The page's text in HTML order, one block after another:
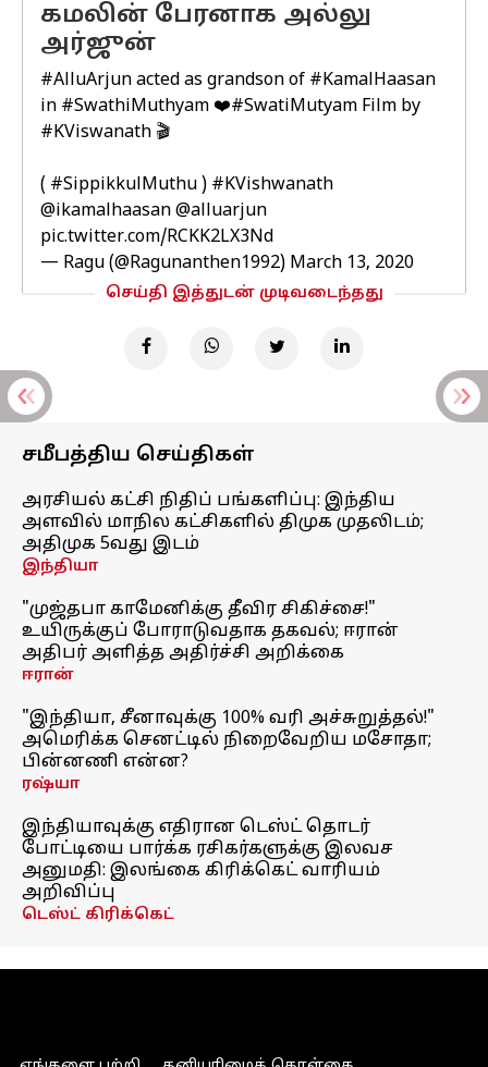
கமலின் பேரனாக அல்லு
அர்ஜுன்
#AlluArjun acted as grandson of #KamalHaasan
in #SwathiMuthyam ❤️#SwatiMutyam Film by
#KViswanath 🎬
( #SippikkulMuthu ) #KVishwanath
@ikamalhaasan @alluarjun
pic.twitter.com/RCKK2LX3Nd
— Ragu (@Ragunanthen1992) March 13, 2020
செய்தி இத்துடன் முடிவடைந்தது
சமீபத்திய செய்திகள்
அரசியல் கட்சி நிதிப் பங்களிப்பு: இந்திய
அளவில் மாநில கட்சிகளில் திமுக முதலிடம்;
அதிமுக 5வது இடம்
இந்தியா
"முஜ்தபா காமேனிக்கு தீவிர சிகிச்சை!"
உயிருக்குப் போராடுவதாக தகவல்; ஈரான்
அதிபர் அளித்த அதிர்ச்சி அறிக்கை
ஈரான்
"இந்தியா, சீனாவுக்கு 100% வரி அச்சுறுத்தல்!"
அமெரிக்க செனட்டில் நிறைவேறிய மசோதா;
பின்னணி என்ன?
ரஷ்யா
இந்தியாவுக்கு எதிரான டெஸ்ட் தொடர்
போட்டியை பார்க்க ரசிகர்களுக்கு இலவச
அனுமதி: இலங்கை கிரிக்கெட் வாரியம்
அறிவிப்பு
டெஸ்ட் கிரிக்கெட்